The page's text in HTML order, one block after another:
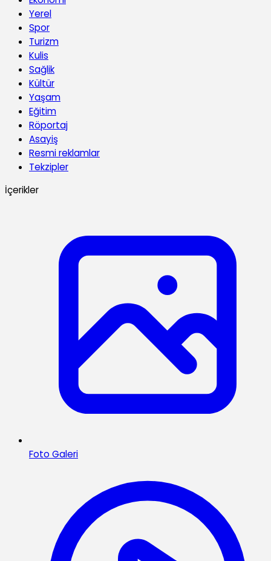
Yerel
Spor
Turizm
Kulis
Sağlik
Kültür
Yaşam
Eğitim
Röportaj
Asayiş
Resmi reklamlar
Tekzipler
İçerikler
Foto Galeri